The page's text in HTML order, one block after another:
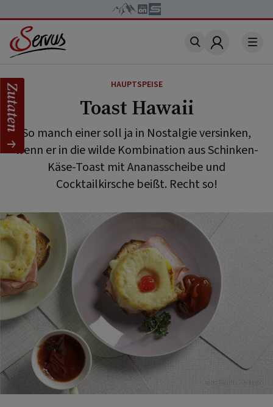
Account
HAUPTSPEISE
Toast Hawaii
So manch einer soll ja in Nostalgie versinken,
wenn er in die wilde Kombination aus Schinken-
Käse-Toast mit Ananasscheibe und
Cocktailkirsche beißt. Recht so!
Foto: Eisenhut & Mayer
Zutaten